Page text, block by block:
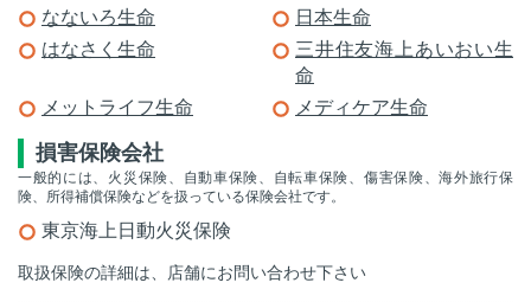
なないろ生命
日本生命
はなさく生命
三井住友海上あいおい生
命
メットライフ生命
メディケア生命
損害保険会社
一般的には、火災保険、自動車保険、自転車保険、傷害保険、海外旅行保
険、所得補償保険などを扱っている保険会社です。
東京海上日動火災保険
取扱保険の詳細は、店舗にお問い合わせ下さい